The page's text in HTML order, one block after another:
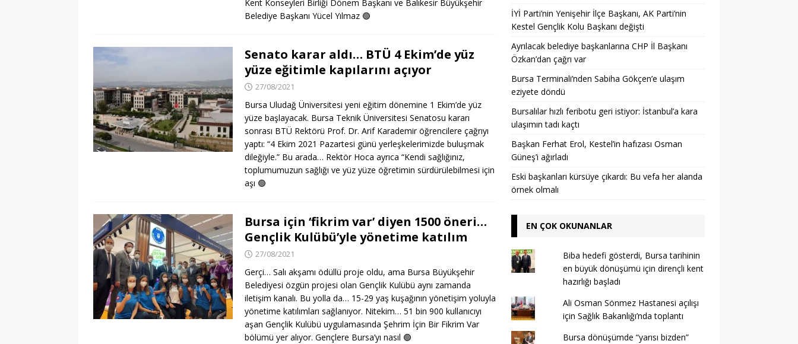
Kent Konseyleri Birliği Dönem Başkanı ve Balıkesir Büyükşehir
Belediye Başkanı Yücel Yılmaz 🟢
Senato karar aldı… BTÜ 4 Ekim’de yüz
yüze eğitimle kapılarını açıyor
27/08/2021
Bursa Uludağ Üniversitesi yeni eğitim dönemine 1 Ekim’de yüz
yüze başlayacak. Bursa Teknik Üniversitesi Senatosu kararı
sonrası BTÜ Rektörü Prof. Dr. Arif Karademir öğrencilere çağrıyı
yaptı: “4 Ekim 2021 Pazartesi günü yerleşkelerimizde buluşmak
dileğiyle.” Bu arada… Rektör Hoca ayrıca “Kendi sağlığınız,
toplumumuzun sağlığı ve yüz yüze öğretimin sürdürülebilmesi için
aşı 🟢
Bursa için ‘fikrim var’ diyen 1500 öneri…
Gençlik Kulübü’yle yönetime katılım
27/08/2021
Gerçi… Salı akşamı ödüllü proje oldu, ama Bursa Büyükşehir
Belediyesi özgün projesi olan Gençlik Kulübü aynı zamanda
iletişim kanalı. Bu yolla da… 15-29 yaş kuşağının yönetişim yoluyla
yönetime katılımları sağlanıyor. Nitekim… 51 bin 900 kullanıcıyı
aşan Gençlik Kulübü uygulamasında Şehrim İçin Bir Fikrim Var
bölümü yer alıyor. Gençlere Bursa’yı nasıl 🟢
İYİ Parti’nin Yenişehir İlçe Başkanı, AK Parti’nin
Kestel Gençlik Kolu Başkanı değişti
Ayrılacak belediye başkanlarına CHP İl Başkanı
Özkan’dan çağrı var
Bursa Terminali’nden Sabiha Gökçen’e ulaşım
eziyete döndü
Bursalılar hızlı feribotu geri istiyor: İstanbul’a kara
ulaşımın tadı kaçtı
Başkan Ferhat Erol, Kestel’in hafızası Osman
Güneş’i ağırladı
Eski başkanları kürsüye çıkardı: Bu vefa her alanda
örnek olmalı
EN ÇOK OKUNANLAR
Biba hedefi gösterdi, Bursa tarihinin
en büyük dönüşümü için dirençli kent
hazırlığı başladı
Ali Osman Sönmez Hastanesi açılışı
için Sağlık Bakanlığı’nda toplantı
Bursa dönüşümde “yarısı bizden”